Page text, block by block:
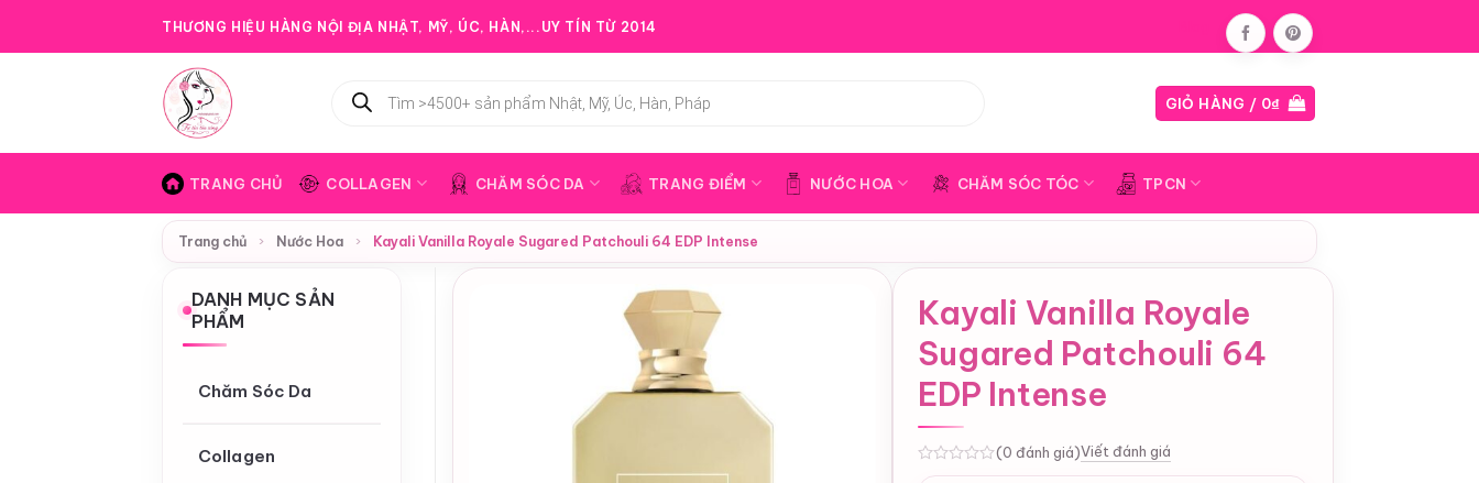
THƯƠNG HIỆU HÀNG NỘI ĐỊA NHẬT, MỸ, ÚC, HÀN,...UY TÍN TỪ 2014
kiếm
GIỎ HÀNG / 0₫
TRANG CHỦ COLLAGEN CHĂM SÓC DA TRANG ĐIỂM NƯỚC HOA CHĂM SÓC TÓC TPCN
Trang chủ › Nước Hoa › Kayali Vanilla Royale Sugared Patchouli 64 EDP Intense
DANH MỤC SẢN
PHẨM
Chăm Sóc Da
Collagen
Kayali Vanilla Royale
Sugared Patchouli 64
EDP Intense
(0 đánh giá)Viết đánh giá